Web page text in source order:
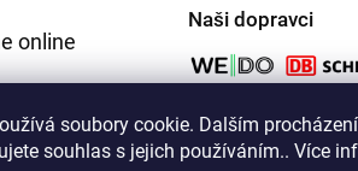
soubory cookie. Dalším
souhlas s jejich používáním.. Více
online
Naši dopravci